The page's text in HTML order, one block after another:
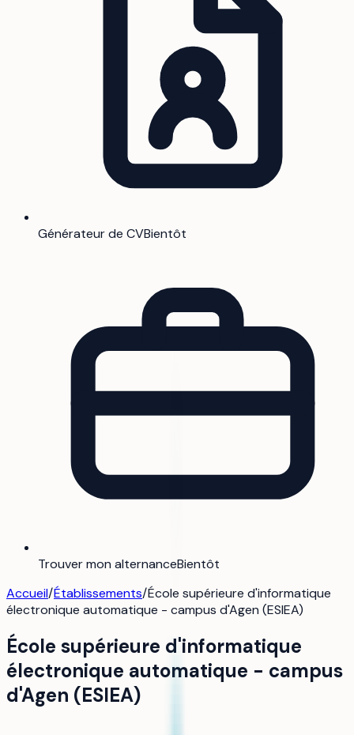
Générateur de CVBientôt
Trouver mon alternanceBientôt
Accueil/Établissements/École supérieure d'informatique
électronique automatique - campus d'Agen (ESIEA)
École supérieure d'informatique
électronique automatique - campus
d'Agen (ESIEA)